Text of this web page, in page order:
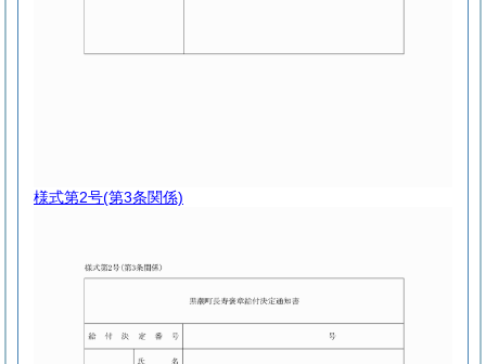
様式第2号(第3条関係)